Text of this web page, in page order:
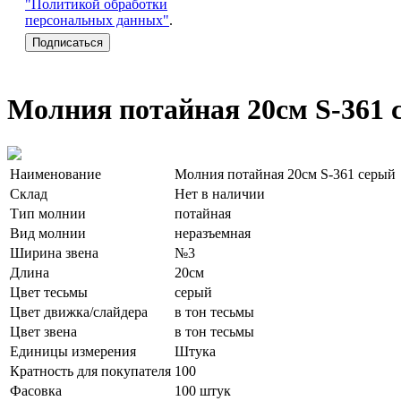
"Политикой обработки
персональных данных".
Молния потайная 20см S-361
Наименование
Молния потайная 20см S-361 серый
Склад
Нет в наличии
Тип молнии
потайная
Вид молнии
неразъемная
Ширина звена
№3
Длина
20см
Цвет тесьмы
серый
Цвет движка/слайдера
в тон тесьмы
Цвет звена
в тон тесьмы
Единицы измерения
Штука
Кратность для покупателя 100
Фасовка
100 штук